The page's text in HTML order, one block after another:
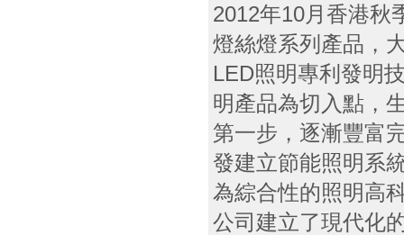
2012年10月香港秋
燈絲燈系列產品，
LED照明專利發明
明產品為切入點，
第一步，逐漸豐富
發建立節能照明系
為綜合性的照明高
公司建立了現代化